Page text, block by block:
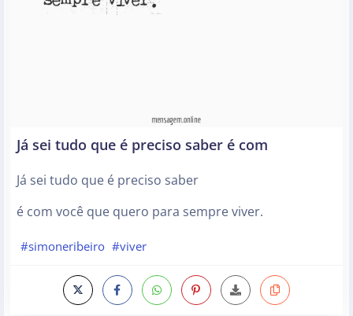
Já sei tudo que é preciso saber é com
Já sei tudo que é preciso saber
é com você que quero para sempre viver.
#simoneribeiro #viver